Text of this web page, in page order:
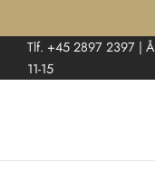
Tlf. +45 2897 2397 |
11-15